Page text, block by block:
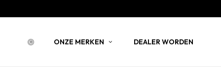
ONZE MERKEN DEALER WORDEN